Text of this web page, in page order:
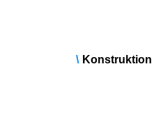
Konstruktion